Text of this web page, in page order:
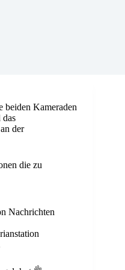
beiden Kameraden
der
die zu
Nachrichten